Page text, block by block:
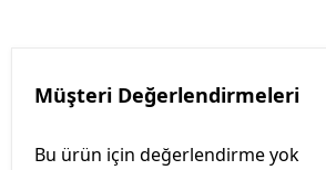
Müşteri Değerlendirmeleri
Bu ürün için değerlendirme yok